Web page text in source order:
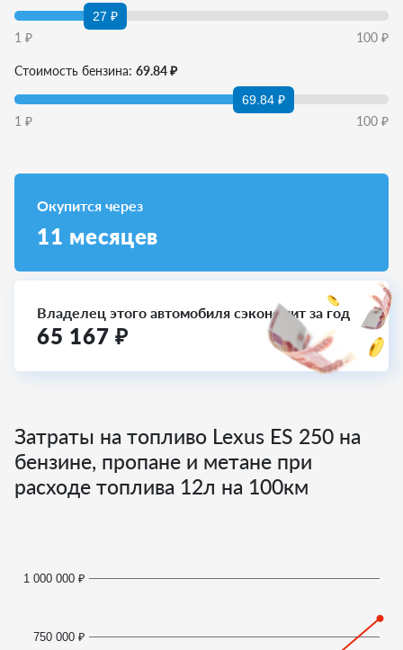
27 ₽
1 ₽ 100 ₽
Стоимость бензина: 69.84 ₽
69.84 ₽
1 ₽ 100 ₽
Окупится через
11 месяцев
Владелец этого автомобиля сэкономит за год
65 167 ₽
Затраты на топливо Lexus ES 250 на
бензине, пропане и метане при
расходе топлива 12л на 100км
1 000 000 ₽
750 000 ₽